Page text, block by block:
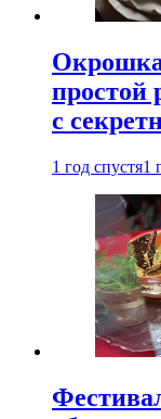
Окрошка
простой
с
1 год спустя1